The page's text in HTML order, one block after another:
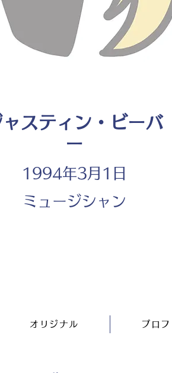
ャスティン・ビーバ
ー
1994年3月1日
ミュージシャン
オリジナル プロ